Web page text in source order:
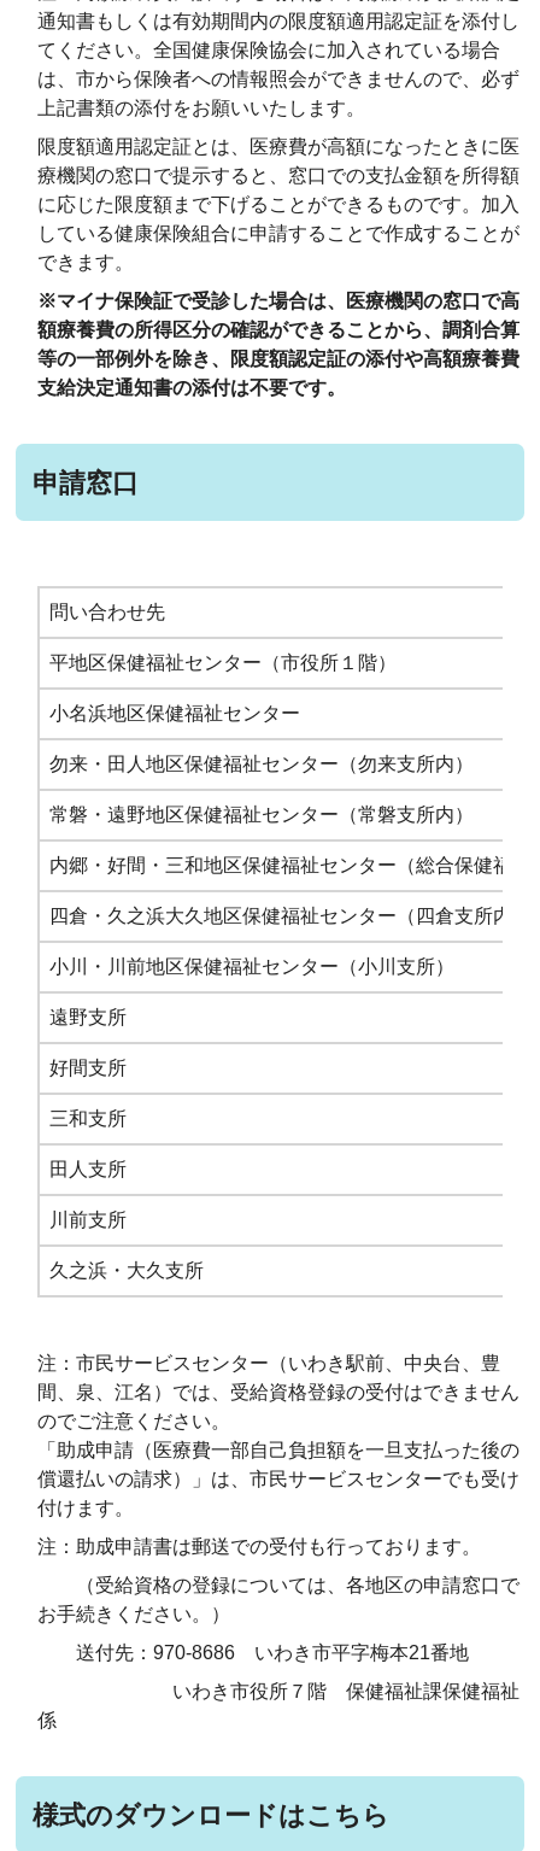
通知書もしくは有効期間内の限度額適用認定証を添付し
てください。全国健康保険協会に加入されている場合
は、市から保険者への情報照会ができませんので、必ず
上記書類の添付をお願いいたします。
限度額適用認定証とは、医療費が高額になったときに医
療機関の窓口で提示すると、窓口での支払金額を所得額
に応じた限度額まで下げることができるものです。加入
している健康保険組合に申請することで作成することが
できます。
※マイナ保険証で受診した場合は、医療機関の窓口で高
額療養費の所得区分の確認ができることから、調剤合算
等の一部例外を除き、限度額認定証の添付や高額療養費
支給決定通知書の添付は不要です。
申請窓口
問い合わせ先
平地区保健福祉センター（市役所１階）
小名浜地区保健福祉センター
勿来・田人地区保健福祉センター（勿来支所内）
常磐・遠野地区保健福祉センター（常磐支所内）
内郷・好間・三和地区保健福祉センター（総合保健福祉
四倉・久之浜大久地区保健福祉センター（四倉支所内）
小川・川前地区保健福祉センター（小川支所）
遠野支所
好間支所
三和支所
田人支所
川前支所
久之浜・大久支所
注：市民サービスセンター（いわき駅前、中央台、豊
間、泉、江名）では、受給資格登録の受付はできません
のでご注意ください。
「助成申請（医療費一部自己負担額を一旦支払った後の
償還払いの請求）」は、市民サービスセンターでも受け
付けます。
注：助成申請書は郵送での受付も行っております。
（受給資格の登録については、各地区の申請窓口で
お手続きください。）
送付先：970-8686 いわき市平字梅本21番地
いわき市役所７階 保健福祉課保健福祉
係
様式のダウンロードはこちら